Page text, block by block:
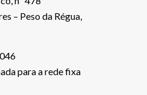
– Peso da Régua,
para a rede fixa